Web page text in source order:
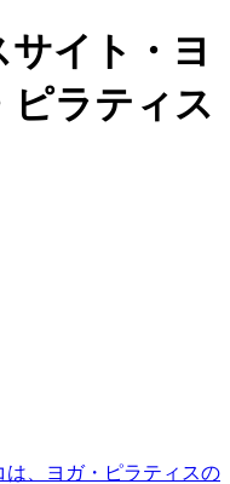
イト・ヨ
ピラティス
は、ヨガ・ピラティスの